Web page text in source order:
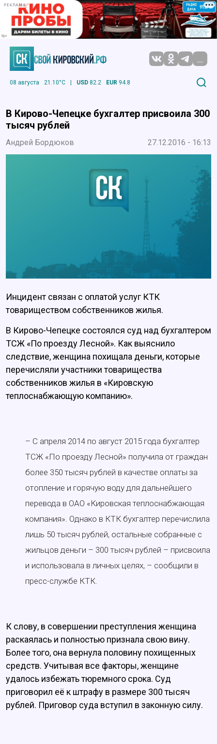
РЕКЛАМА
...
08 августа 21.10°C | USD 82.2 EUR 94.8
В Кирово-Чепецке бухгалтер присвоила 300
тысяч рублей
Андрей Бордюков 27.12.2016 - 16:13
Инцидент связан с оплатой услуг КТК
товариществом собственников жилья.
В Кирово-Чепецке состоялся суд над бухгалтером
ТСЖ «По проезду Лесной». Как выяснило
следствие, женщина похищала деньги, которые
перечисляли участники товарищества
собственников жилья в «Кировскую
теплоснабжающую компанию».
– C апреля 2014 по август 2015 года бухгалтер
ТСЖ «По проезду Лесной» получила от граждан
более 350 тысяч рублей в качестве оплаты за
отопление и горячую воду для дальнейшего
перевода в ОАО «Кировская теплоснабжающая
компания». Однако в КТК бухгалтер перечислила
лишь 50 тысяч рублей, остальные собранные с
жильцов деньги – 300 тысяч рублей – присвоила
и использовала в личных целях, – сообщили в
пресс-службе КТК.
К слову, в совершении преступления женщина
раскаялась и полностью признала свою вину.
Более того, она вернула половину похищенных
средств. Учитывая все факторы, женщине
удалось избежать тюремного срока. Суд
приговорил её к штрафу в размере 300 тысяч
рублей. Приговор суда вступил в законную силу.